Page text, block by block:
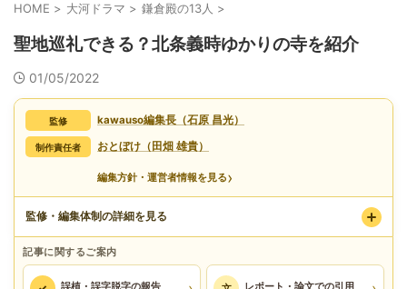
HOME > 大河ドラマ > 鎌倉殿の13人 >
聖地巡礼できる？北条義時ゆかりの寺を紹介
01/05/2022
監修 kawauso編集長（石原 昌光）
制作責任者 おとぼけ（田畑 雄貴）
編集方針・運営者情報を見る›
監修・編集体制の詳細を見る
記事に関するご案内